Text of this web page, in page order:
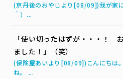
(京丹後のおやじより[08/09])我が家
＾）...
「使い切ったはずが・・・！
ました！」（笑）
(保険屋あいより[08/09])こんにちは
ね。 ...